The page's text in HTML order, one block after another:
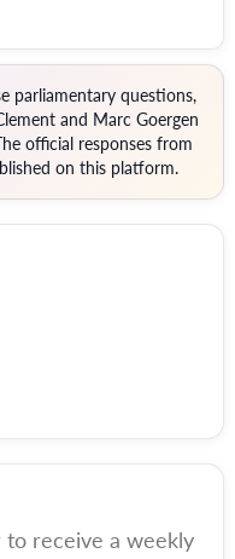
parliamentary questions,
and Marc Goergen
official responses from
on this platform.
receive a weekly